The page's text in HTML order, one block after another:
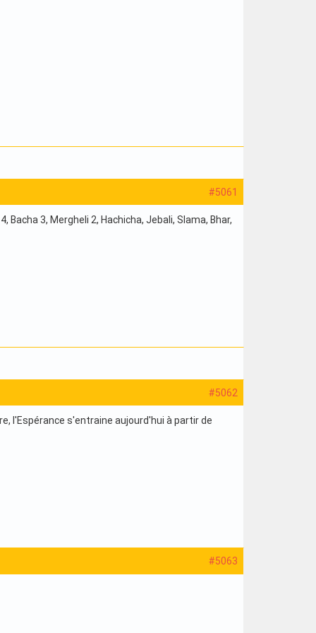
#5061
Bacha 3, Mergheli 2, Hachicha, Jebali, Slama, Bhar,
#5062
l'Espérance s'entraine aujourd'hui à partir de
#5063